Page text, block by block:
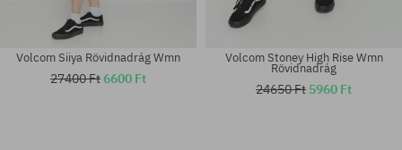
Volcom Siiya Rövidnadrág Wmn
27400 Ft6600 Ft
Volcom Stoney High Rise Wmn
Rövidnadrág
24650 Ft 5960 Ft